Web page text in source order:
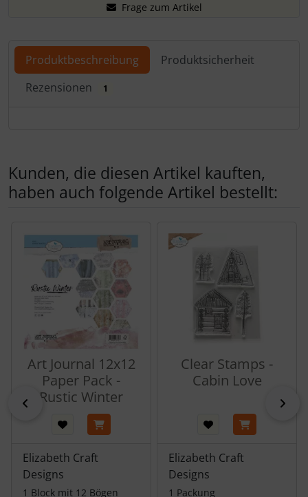
Frage zum Artikel
Produktbeschreibung
Produktsicherheit
Rezensionen
1
Kunden, die diesen Artikel kauften,
haben auch folgende Artikel bestellt:
zurück
Art Journal 12x12
Paper Pack -
Rustic Winter
Elizabeth Craft
Designs
1 Block mit 12 Bögen
Clear Stamps -
Cabin Love
Elizabeth Craft
Designs
1 Packung